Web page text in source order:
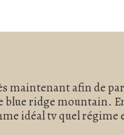
maintenant afin de
ridge mountain.
idéal tv quel régime